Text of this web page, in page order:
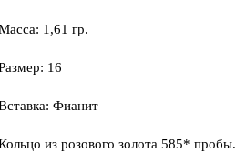
1,61 гр.
16
Фианит
из розового золота 585* пробы.